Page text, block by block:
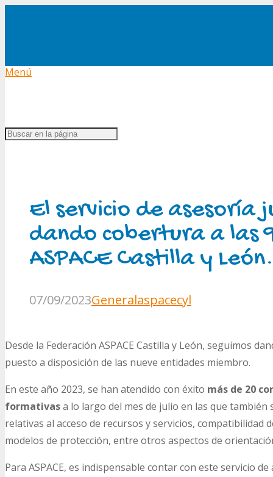
Menú
El servicio de asesoría
dando cobertura a las
ASPACE Castilla y León.
07/09/2023Generalaspacecyl
Desde la Federación ASPACE Castilla y León, seguimos
puesto a disposición de las nueve entidades miembro.
En este año 2023, se han atendido con éxito más de 20
formativasa lo largo del mes de julio en las que
relativas al acceso de recursos y servicios, compatibilidad
modelos de protección, entre otros aspectos de
Para ASPACE, es indispensable contar con este servicio